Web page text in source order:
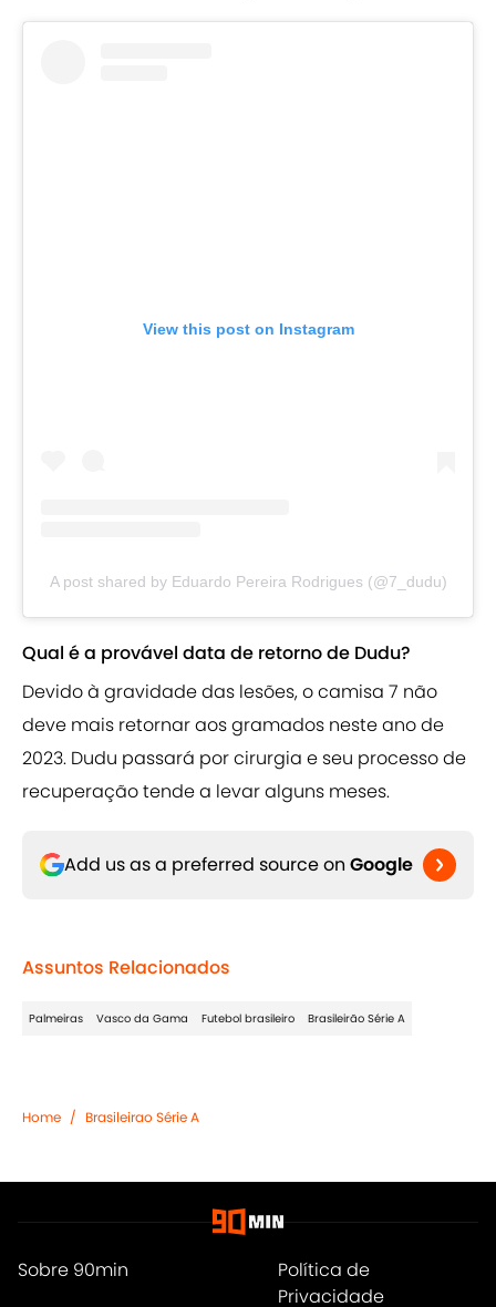
View this post on Instagram
A post shared by Eduardo Pereira Rodrigues (@7_dudu)
Qual é a provável data de retorno de Dudu?
Devido à gravidade das lesões, o camisa 7 não
deve mais retornar aos gramados neste ano de
2023. Dudu passará por cirurgia e seu processo de
recuperação tende a levar alguns meses.
Add us as a preferred source on Google
Assuntos Relacionados
Palmeiras Vasco da Gama Futebol brasileiro Brasileirão Série A
Home / Brasileirao Série A
Sobre 90min
Política de
Privacidade